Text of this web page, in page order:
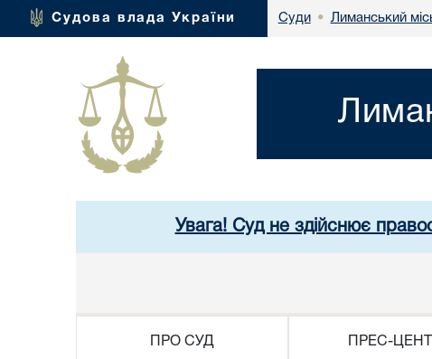
Судова влада України Суди • Лиманський
Увага! Суд не здійснює
ПРО СУД ПРЕС-